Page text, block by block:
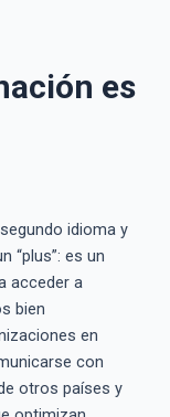
es
idioma y
“plus”: es un
acceder a
bien
en
con
otros países y